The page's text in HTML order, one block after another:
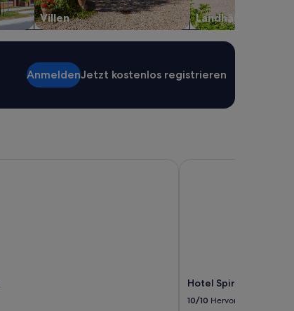
Villen Landhäuser
AnmeldenJetzt kostenlos registrieren
Hotel Spirodom
10/10 Hervorragend